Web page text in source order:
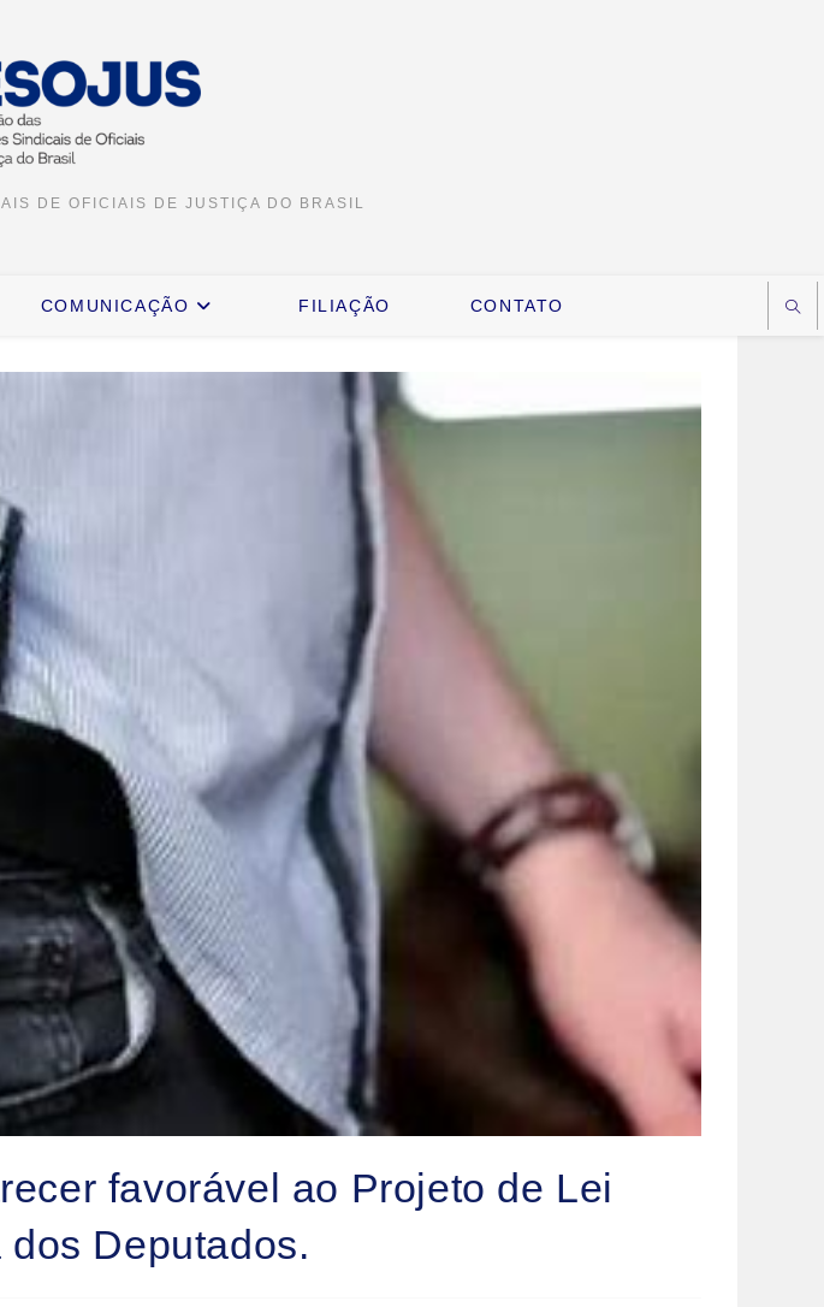
DE OFICIAIS DE JUSTIÇA DO BRASIL
COMUNICAÇÃO FILIAÇÃO CONTATO
favorável ao Projeto de Lei
Deputados.